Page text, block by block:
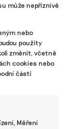
může nepříznivě
nebo
použity
změnit, včetně
cookies nebo
části
Měření
sdílení.
Uherském
je